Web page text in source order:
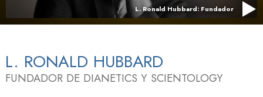
L. Ronald Hubbard: Fundador
L. RONALD HUBBARD
FUNDADOR DE DIANETICS Y SCIENTOLOGY